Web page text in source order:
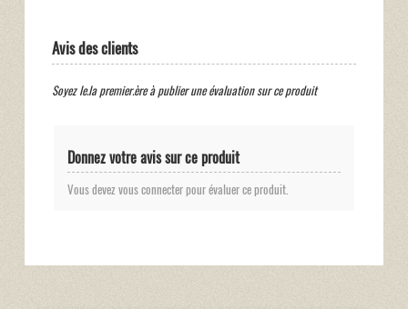
Avis des clients
Soyez le.la premier.ère à publier une évaluation sur ce produit
Donnez votre avis sur ce produit
Vous devez vous connecter pour évaluer ce produit.